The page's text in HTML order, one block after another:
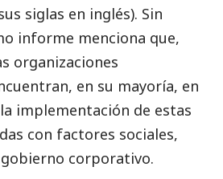
siglas en inglés). Sin
informe menciona que,
organizaciones
en su mayoría, en
implementación de estas
con factores sociales,
corporativo.